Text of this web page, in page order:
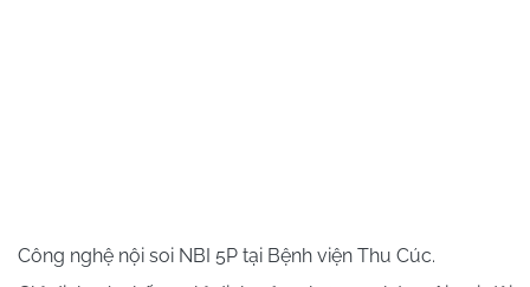
Công nghệ nội soi NBI 5P tại Bệnh viện Thu Cúc.